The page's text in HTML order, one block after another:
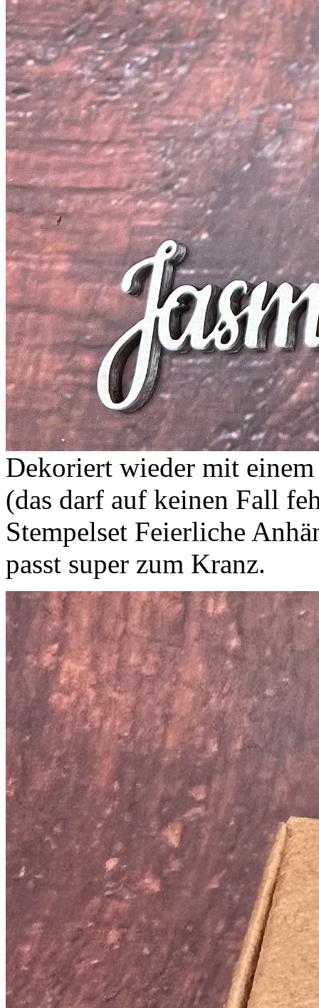
Dekoriert wieder mit
(das darf auf keinen Fall
Stempelset Feierliche
passt super zum Kranz.